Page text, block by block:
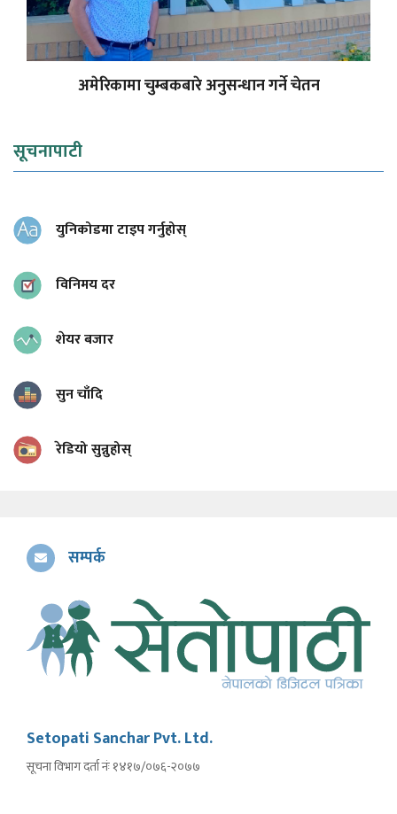
अमेरिकामा चुम्बकबारे अनुसन्धान गर्ने चेतन
सूचनापाटी
युनिकोडमा टाइप गर्नुहोस्
विनिमय दर
शेयर बजार
सुन चाँदि
रेडियो सुन्नुहोस्
सम्पर्क
Setopati Sanchar Pvt. Ltd.
सूचना विभाग दर्ता नंः १४१७/०७६-२०७७